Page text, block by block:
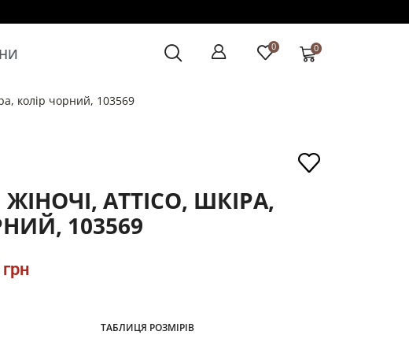
0 0
колір чорний, 103569
ATTICO, ШКІРА,
103569
грн
ТАБЛИЦЯ РОЗМІРІВ